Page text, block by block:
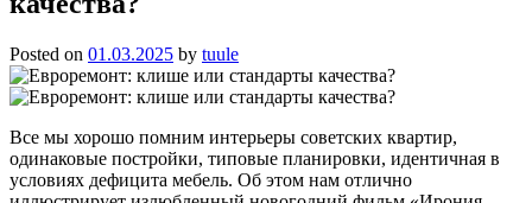
Posted on 01.03.2025 by tuule
Все мы хорошо помним интерьеры советских квартир,
одинаковые постройки, типовые планировки, идентичная в
условиях дефицита мебель. Об этом нам отлично